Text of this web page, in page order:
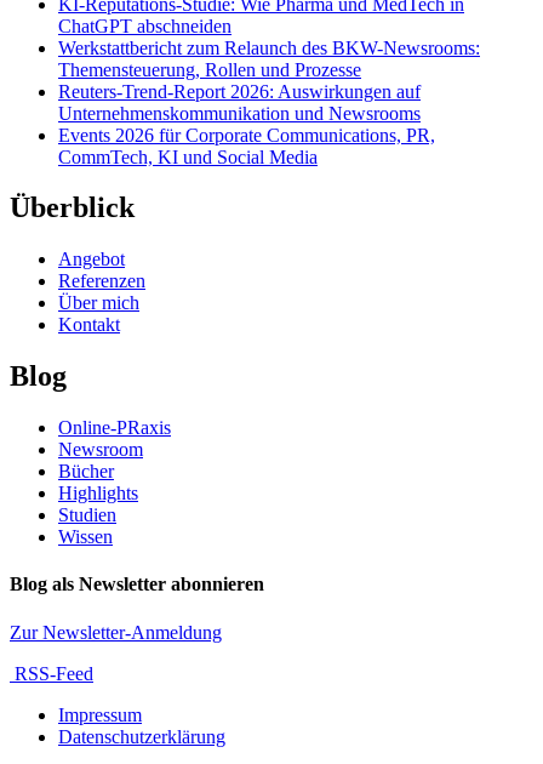
ChatGPT abschneiden
Werkstattbericht zum Relaunch des BKW-Newsrooms:
Themensteuerung, Rollen und Prozesse
Reuters-Trend-Report 2026: Auswirkungen auf
Unternehmenskommunikation und Newsrooms
Events 2026 für Corporate Communications, PR,
CommTech, KI und Social Media
Überblick
Angebot
Referenzen
Über mich
Kontakt
Blog
Online-PRaxis
Newsroom
Bücher
Highlights
Studien
Wissen
Blog als Newsletter abonnieren
Zur Newsletter-Anmeldung
RSS-Feed
Impressum
Datenschutzerklärung